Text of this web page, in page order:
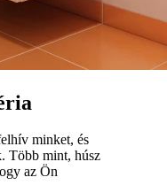
minket, és
Több mint, húsz
az Ön